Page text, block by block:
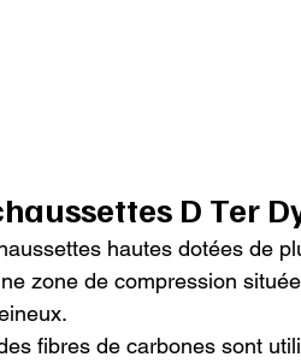
D Ter
hautes dotées de
zone de compression
fibres de carbones sont